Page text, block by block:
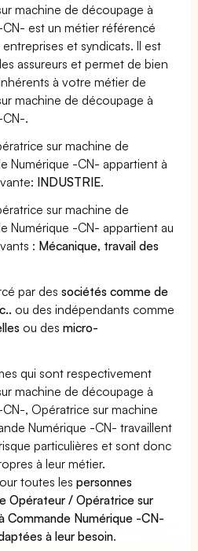
machine de découpage à
est un métier référencé
et syndicats. Il est
assureurs et permet de bien
à votre métier de
machine de découpage à
.
sur machine de
Numérique -CN- appartient à
INDUSTRIE.
sur machine de
Numérique -CN- appartient au
: Mécanique, travail des
par dessociétés comme de
ou des indépendants comme
ou desmicro-
qui sont respectivement
machine de découpage à
, Opératrice sur machine
Numérique -CN- travaillent
particulières et sont donc
à leur métier.
toutes lespersonnes
Opérateur / Opératrice sur
Commande Numérique -CN-
à leur besoin.